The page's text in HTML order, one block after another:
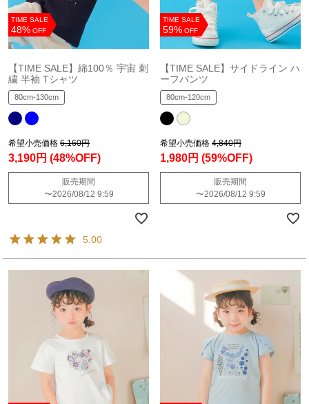
TIME SALE
48% OFF
【TIME SALE】綿100％ 宇宙 刺
繍 半袖 Tシャツ
80cm-130cm
希望小売価格 6,160円
3,190円 (48%OFF)
販売期間
〜2026/08/12 9:59
5.00
TIME SALE
59% OFF
【TIME SALE】サイドライン ハ
ーフパンツ
80cm-120cm
希望小売価格 4,840円
1,980円 (59%OFF)
販売期間
〜2026/08/12 9:59